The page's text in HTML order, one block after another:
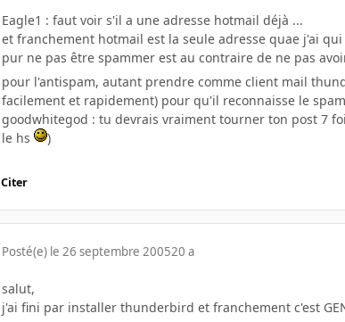
Eagle1 : faut voir s'il a une adresse hotmail déjà ...
et franchement hotmail est la seule adresse quae j'ai
pur ne pas être spammer est au contraire de ne pas
pour l'antispam, autant prendre comme client mail
facilement et rapidement) pour qu'il reconnaisse le spam
goodwhitegod : tu devrais vraiment tourner ton post 7
le hs
)
Citer
Posté(e) le 26 septembre 200520 a
salut,
j'ai fini par installer thunderbird et franchement c'est